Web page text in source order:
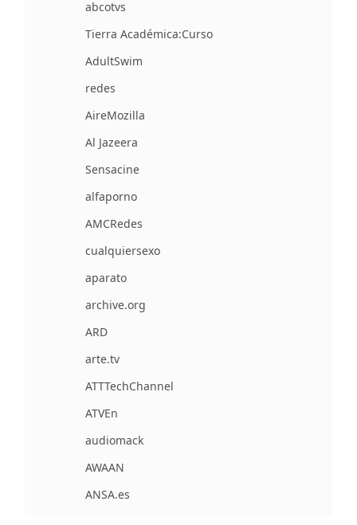
abcotvs
Tierra Académica:Curso
AdultSwim
redes
AireMozilla
Al Jazeera
Sensacine
alfaporno
AMCRedes
cualquiersexo
aparato
archive.org
ARD
arte.tv
ATTTechChannel
ATVEn
audiomack
AWAAN
ANSA.es